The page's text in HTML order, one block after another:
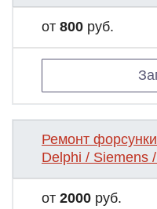
от 800 руб.
Ремонт
Delphi / Siemens
от 2000 руб.